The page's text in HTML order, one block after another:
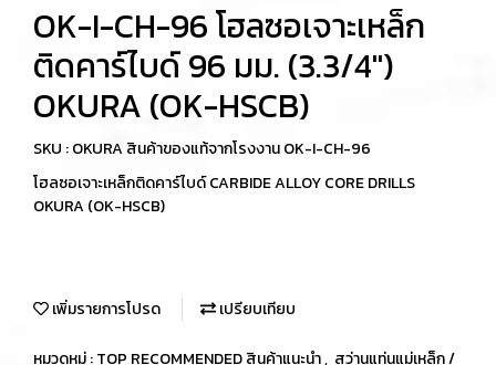
OK-I-CH-96 โฮลซอเจาะเหล็ก
ติดคาร์ไบด์ 96 มม. (3.3/4")
OKURA (OK-HSCB)
SKU : OKURA สินค้าของแท้จากโรงงาน OK-I-CH-96
โฮลซอเจาะเหล็กติดคาร์ไบด์ CARBIDE ALLOY CORE DRILLS
OKURA (OK-HSCB)
เพิ่มรายการโปรด เปรียบเทียบ
หมวดหมู่ :TOP RECOMMENDED สินค้าแนะนำ, สว่านแท่นแม่เหล็ก /